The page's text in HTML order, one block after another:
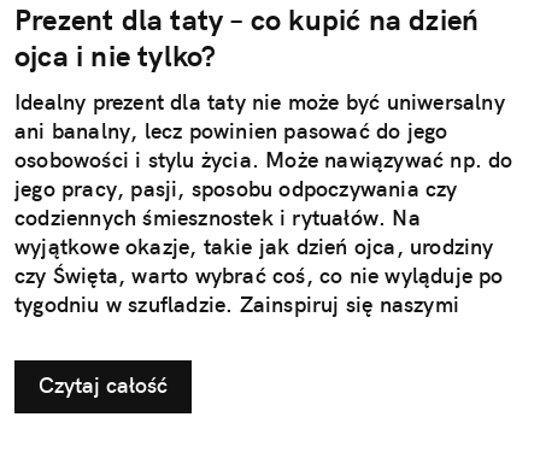
Prezent dla taty – co kupić na dzień
ojca i nie tylko?
Idealny prezent dla taty nie może być uniwersalny
ani banalny, lecz powinien pasować do jego
osobowości i stylu życia. Może nawiązywać np. do
jego pracy, pasji, sposobu odpoczywania czy
codziennych śmiesznostek i rytuałów. Na
wyjątkowe okazje, takie jak dzień ojca, urodziny
czy Święta, warto wybrać coś, co nie wyląduje po
tygodniu w szufladzie. Zainspiruj się naszymi
taty.
Czytaj całość